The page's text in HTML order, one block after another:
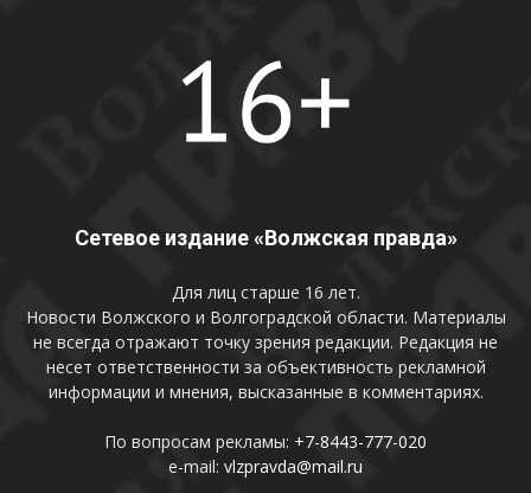
Сетевое издание «Волжская правда»
Для лиц старше 16 лет.
Новости Волжского и Волгоградской области. Материалы
не всегда отражают точку зрения редакции. Редакция не
несет ответственности за объективность рекламной
информации и мнения, высказанные в комментариях.
По вопросам рекламы: +7-8443-777-020
e-mail: vlzpravda@mail.ru